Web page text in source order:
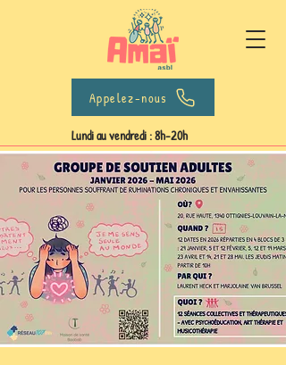
Appelez-nous
Lundi au vendredi : 8h-20h